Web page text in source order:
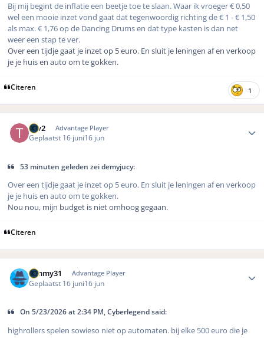
Bij mij begint de inflatie een beetje toe te slaan. Waar ik vroeger € 0,50
wel een mooie inzet vond gaat dat tegenwoordig richting de € 1 - € 1,50
als max. € 1,76 op de Dancing Drums en dat type kasten is dan net
weer een stap te ver.
Over een tijdje gaat je inzet op 5 euro. En sluit je leningen af en verkoop
je je huis en auto om te gokken.
Citeren 1
Tgv2 Advantage Player
Geplaatst 16 juni16 jun
53 minuten geleden zei demyjucy:
Over een tijdje gaat je inzet op 5 euro. En sluit je leningen af en verkoop
je je huis en auto om te gokken.
Nou nou, mijn budget is niet omhoog gegaan.
Citeren
Timmy31 Advantage Player
Geplaatst 16 juni16 jun
On 5/23/2026 at 2:34 PM, Cyberlegend said:
highrollers spelen sowieso niet op automaten. bij elke 500 euro die je